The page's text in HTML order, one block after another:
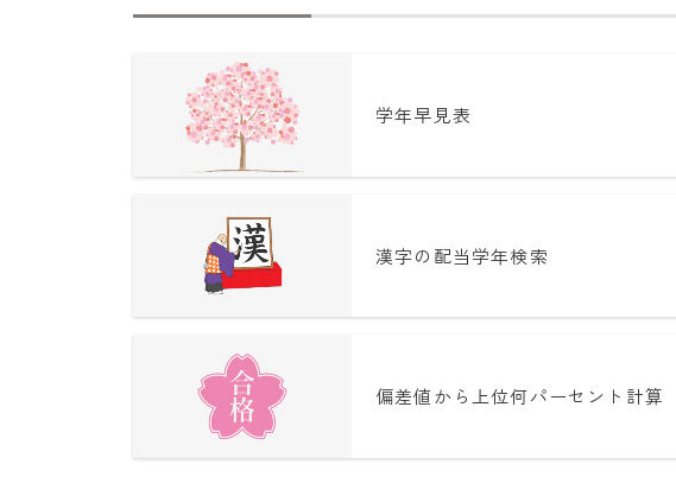
学年早見表
漢字の配当学年検索
偏差値から上位何パーセント計算